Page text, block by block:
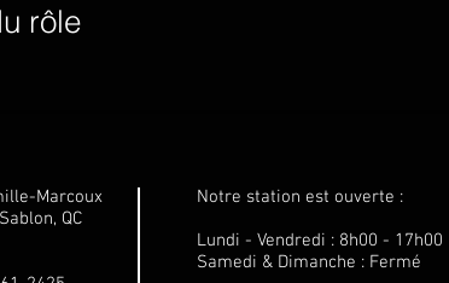
rôle
Marcoux
QC
Notre station est ouverte :
Lundi - Vendredi : 8h00 - 17h00
Samedi & Dimanche : Fermé